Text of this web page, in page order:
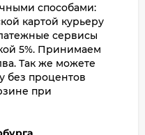
способами:
картой курьеру
сервисы
5%. Принимаем
Так же можете
без процентов
при